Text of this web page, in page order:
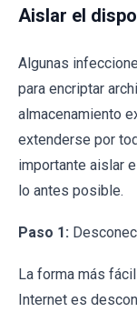
Aislar el
Algunas
para encriptar
almacenamiento
extenderse por
importante aislar
lo antes posible.
Paso 1:
La forma más
Internet es